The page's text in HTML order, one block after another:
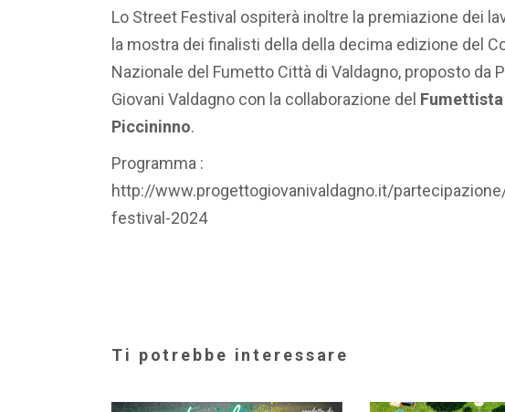
Lo Street Festival ospiterà inoltre la premiazione dei
la mostra dei finalisti della della decima edizione del
Nazionale del Fumetto Città di Valdagno, proposto da
Giovani Valdagno con la collaborazione del
Piccininno.
Programma :
http://www.progettogiovanivaldagno.it/
festival-2024
Ti potrebbe interessare